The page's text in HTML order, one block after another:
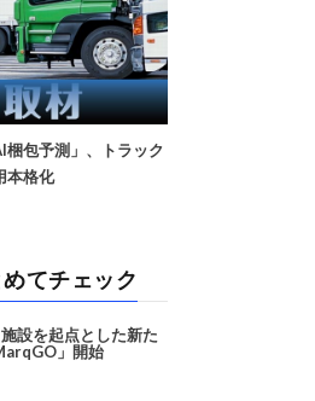
梱包予測」、トラック
本格化
めてチェック
設を起点とした新た
」開始